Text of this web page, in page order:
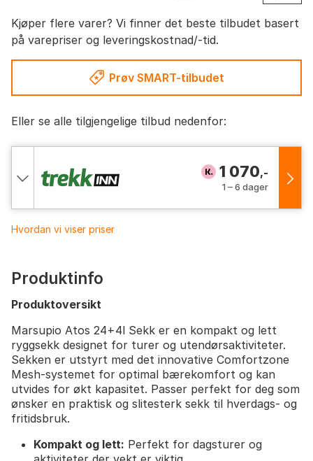
Kjøper flere varer? Vi finner det beste tilbudet basert
på varepriser og leveringskostnad/-tid.
Prøv SMART-tilbudet
Eller se alle tilgjengelige tilbud nedenfor:
1 070,-
1 – 6 dager
Hvordan vi viser priser
Produktinfo
Produktoversikt
Marsupio Atos 24+4l Sekk er en kompakt og lett
ryggsekk designet for turer og utendørsaktiviteter.
Sekken er utstyrt med det innovative Comfortzone
Mesh-systemet for optimal bærekomfort og kan
utvides for økt kapasitet. Passer perfekt for deg som
ønsker en praktisk og slitesterk sekk til hverdags- og
fritidsbruk.
Kompakt og lett: Perfekt for dagsturer og